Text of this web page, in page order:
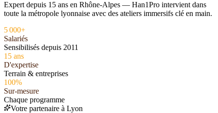
Expert depuis 15 ans en Rhône-Alpes — Han1Pro intervient dans
toute la métropole lyonnaise avec des ateliers immersifs clé en main.
5 000+
Salariés
Sensibilisés depuis 2011
15 ans
D'expertise
Terrain & entreprises
100%
Sur-mesure
Chaque programme
Votre partenaire à Lyon